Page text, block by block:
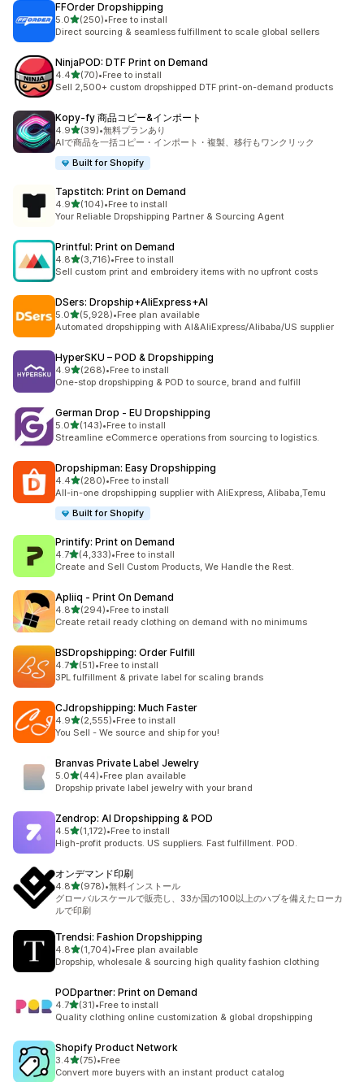
FFOrder Dropshipping
5.05つ星中
(250)
合計レビュー数：250件
•Free to install
Direct sourcing & seamless fulfillment to scale global sellers
NinjaPOD: DTF Print on Demand
4.45つ星中
(70)
合計レビュー数：70件
•Free to install
Sell 2,500+ custom dropshipped DTF print-on-demand products
Kopy‑fy 商品コピー&インポート
4.95つ星中
(39)
合計レビュー数：39件
•無料プランあり
AIで商品を一括コピー・インポート・複製、移行もワンクリック
Built for Shopify
Tapstitch: Print on Demand
4.95つ星中
(104)
合計レビュー数：104件
•Free to install
Your Reliable Dropshipping Partner & Sourcing Agent
Printful: Print on Demand
4.85つ星中
(3,716)
合計レビュー数：3716件
•Free to install
Sell custom print and embroidery items with no upfront costs
DSers: Dropship+AliExpress+AI
5.05つ星中
(5,928)
合計レビュー数：5928件
•Free plan available
Automated dropshipping with AI&AliExpress/Alibaba/US supplier
HyperSKU – POD & Dropshipping
4.95つ星中
(268)
合計レビュー数：268件
•Free to install
One-stop dropshipping & POD to source, brand and fulfill
German Drop ‑ EU Dropshipping
5.05つ星中
(143)
合計レビュー数：143件
•Free to install
Streamline eCommerce operations from sourcing to logistics.
Dropshipman: Easy Dropshipping
4.45つ星中
(280)
合計レビュー数：280件
•Free to install
All-in-one dropshipping supplier with AliExpress, Alibaba,Temu
Built for Shopify
Printify: Print on Demand
4.75つ星中
(4,333)
合計レビュー数：4333件
•Free to install
Create and Sell Custom Products, We Handle the Rest.
Apliiq ‑ Print On Demand
4.85つ星中
(294)
合計レビュー数：294件
•Free to install
Create retail ready clothing on demand with no minimums
BSDropshipping: Order Fulfill
4.75つ星中
(51)
合計レビュー数：51件
•Free to install
3PL fulfillment & private label for scaling brands
CJdropshipping: Much Faster
4.95つ星中
(2,555)
合計レビュー数：2555件
•Free to install
You Sell - We source and ship for you!
Branvas Private Label Jewelry
5.05つ星中
(44)
合計レビュー数：44件
•Free plan available
Dropship private label jewelry with your brand
Zendrop: AI Dropshipping & POD
4.55つ星中
(1,172)
合計レビュー数：1172件
•Free to install
High-profit products. US suppliers. Fast fulfillment. POD.
オンデマンド印刷
4.85つ星中
(978)
合計レビュー数：978件
•無料インストール
グローバルスケールで販売し、33か国の100以上のハブを備えたローカ
ルで印刷
Trendsi: Fashion Dropshipping
4.85つ星中
(1,704)
合計レビュー数：1704件
•Free plan available
Dropship, wholesale & sourcing high quality fashion clothing
PODpartner: Print on Demand
4.75つ星中
(31)
合計レビュー数：31件
•Free to install
Quality clothing online customization & global dropshipping
Shopify Product Network
3.45つ星中
(75)
合計レビュー数：75件
•Free
Convert more buyers with an instant product catalog